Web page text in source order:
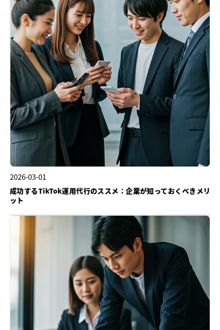
2026-03-01
成功するTikTok運用代行のススメ：企業が知っておくべきメリ
ット